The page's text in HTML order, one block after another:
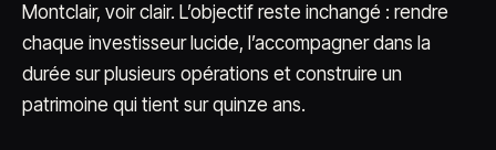
Montclair, voir clair. L’objectif reste inchangé : rendre
chaque investisseur lucide, l’accompagner dans la
durée sur plusieurs opérations et construire un
patrimoine qui tient sur quinze ans.